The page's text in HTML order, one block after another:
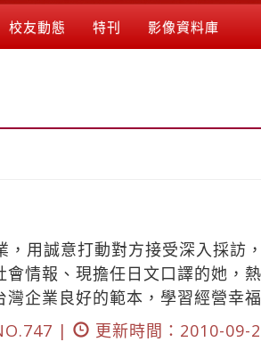
校友動態 特刊 影像資料庫
用誠意打動對方接受深入採訪
情報、現擔任日文口譯的她，
企業良好的範本，學習經營幸福
|
更新時間：2010-09-